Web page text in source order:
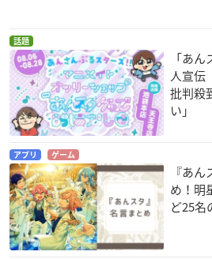
話題
「あ
人宣伝
批判殺
い」
アプリ ゲーム
『あ
め！明
ど25名